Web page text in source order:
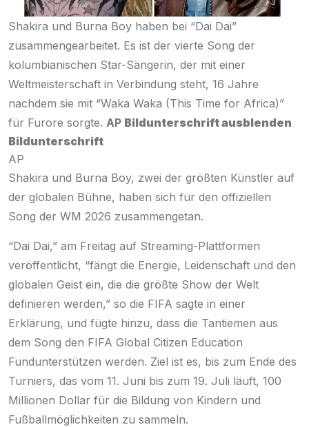
Shakira und Burna Boy haben bei “Dai Dai”
zusammengearbeitet. Es ist der vierte Song der
kolumbianischen Star-Sängerin, der mit einer
Weltmeisterschaft in Verbindung steht, 16 Jahre
nachdem sie mit “Waka Waka (This Time for Africa)”
für Furore sorgte. AP Bildunterschrift ausblenden
Bildunterschrift
AP
Shakira und Burna Boy, zwei der größten Künstler auf
der globalen Bühne, haben sich für den offiziellen
Song der WM 2026 zusammengetan.
“Dai Dai,” am Freitag auf Streaming-Plattformen
veröffentlicht, “fängt die Energie, Leidenschaft und den
globalen Geist ein, die die größte Show der Welt
definieren werden,” so die FIFA sagte in einer
Erklärung, und fügte hinzu, dass die Tantiemen aus
dem Song den FIFA Global Citizen Education
Fundunterstützen werden. Ziel ist es, bis zum Ende des
Turniers, das vom 11. Juni bis zum 19. Juli läuft, 100
Millionen Dollar für die Bildung von Kindern und
Fußballmöglichkeiten zu sammeln.